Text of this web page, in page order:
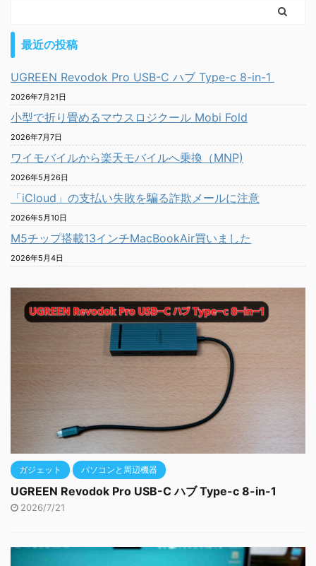
最近の投稿
UGREEN Revodok Pro USB-C ハブ Type-c 8-in-1
2026年7月21日
小型で折り畳めるマウスロジクール Mobi Fold
2026年7月7日
ワイモバイルから楽天モバイルへ乗換（MNP)
2026年5月26日
「iCloud」の支払い失敗を騙る詐欺メールに注意
2026年5月10日
M5チップ搭載13インチMacBookAir買いました
2026年5月4日
ガジェット パソコンと周辺機器
UGREEN Revodok Pro USB-C ハブ Type-c 8-in-1
2026/7/21